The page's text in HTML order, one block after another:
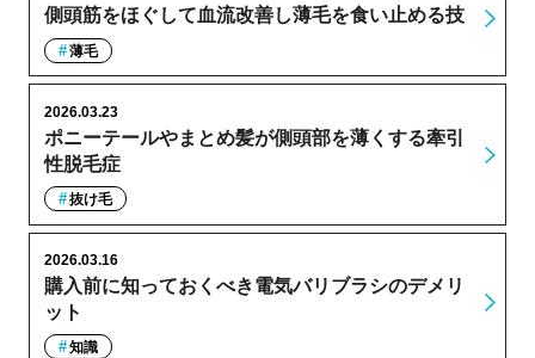
側頭筋をほぐして血流改善し薄毛を食い止める技
薄毛
ポニーテールやまとめ髪が側頭部を薄くする牽引
性脱毛症
2026.03.23
抜け毛
購入前に知っておくべき電気バリブラシのデメリ
ット
2026.03.16
知識